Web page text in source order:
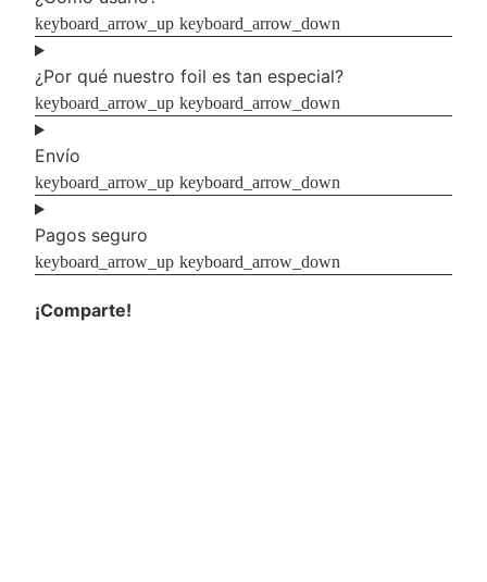
¿Por qué nuestro foil es tan especial?
Envío
Pagos seguro
¡Comparte!